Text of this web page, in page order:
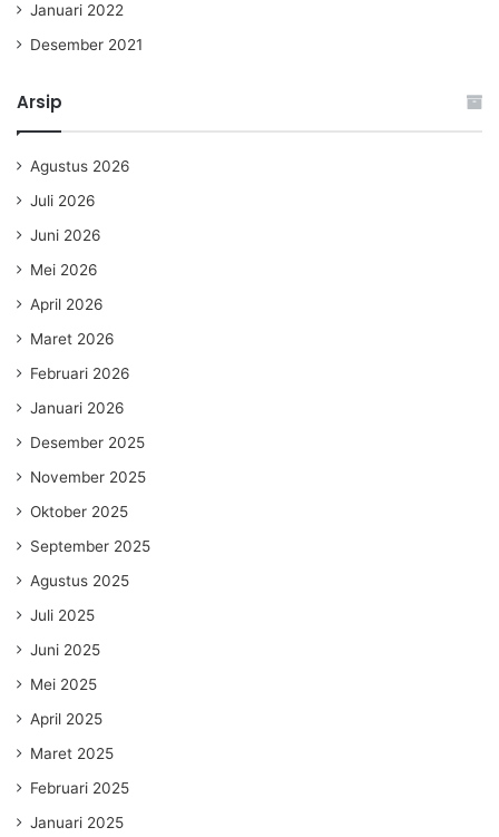
Januari 2022
Desember 2021
Arsip
Agustus 2026
Juli 2026
Juni 2026
Mei 2026
April 2026
Maret 2026
Februari 2026
Januari 2026
Desember 2025
November 2025
Oktober 2025
September 2025
Agustus 2025
Juli 2025
Juni 2025
Mei 2025
April 2025
Maret 2025
Februari 2025
Januari 2025